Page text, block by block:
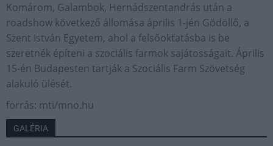
Komárom, Galambok, Hernádszentandrás után a
roadshow következő állomása április 1-jén Gödöllő, a
Szent István Egyetem, ahol a felsőoktatásba is be
szeretnék építeni a szociális farmok sajátosságait. Április
15-én Budapesten tartják a Szociális Farm Szövetség
alakuló ülését.
forrás: mti/mno.hu
GALÉRIA